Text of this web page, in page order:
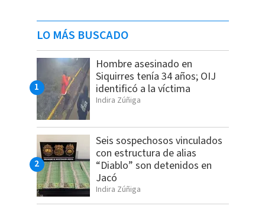
LO MÁS BUSCADO
Hombre asesinado en
Siquirres tenía 34 años; OIJ
identificó a la víctima
Indira Zúñiga
Seis sospechosos vinculados
con estructura de alias
“Diablo” son detenidos en
Jacó
Indira Zúñiga